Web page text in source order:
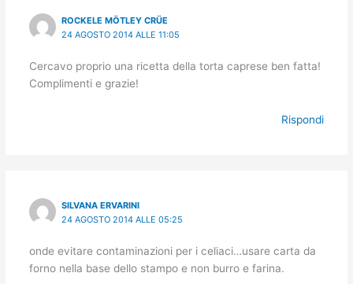
ROCKELE MÖTLEY CRÜE
24 AGOSTO 2014 ALLE 11:05
Cercavo proprio una ricetta della torta caprese ben fatta!
Complimenti e grazie!
Rispondi
SILVANA ERVARINI
24 AGOSTO 2014 ALLE 05:25
onde evitare contaminazioni per i celiaci…usare carta da
forno nella base dello stampo e non burro e farina.